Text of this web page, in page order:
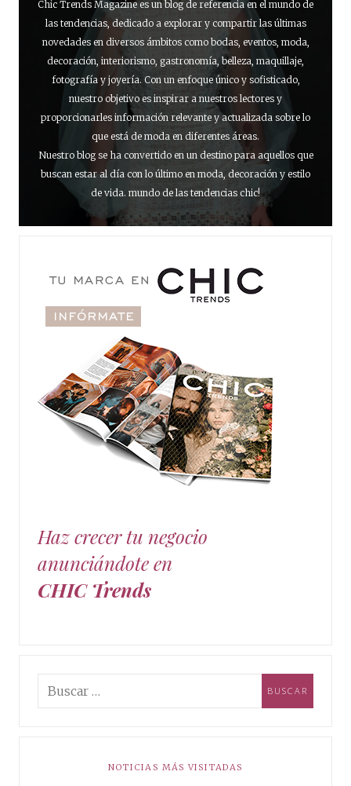
Chic Trends Magazine es un blog de referencia en el mundo de
las tendencias, dedicado a explorar y compartir las últimas
novedades en diversos ámbitos como bodas, eventos, moda,
decoración, interiorismo, gastronomía, belleza, maquillaje,
fotografía y joyería. Con un enfoque único y sofisticado,
nuestro objetivo es inspirar a nuestros lectores y
proporcionarles información relevante y actualizada sobre lo
que está de moda en diferentes áreas.
Nuestro blog se ha convertido en un destino para aquellos que
buscan estar al día con lo último en moda, decoración y estilo
de vida. mundo de las tendencias chic!
Haz crecer tu negocio
anunciándote en
CHIC Trends
NOTICIAS MÁS VISITADAS